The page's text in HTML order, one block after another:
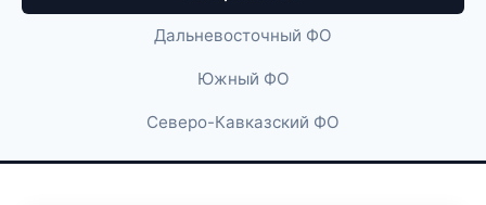
Дальневосточный ФО
Южный ФО
Северо-Кавказский ФО